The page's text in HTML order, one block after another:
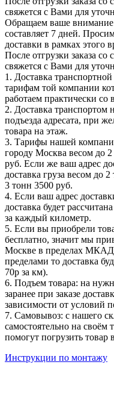
свяжется с Вами для
Обращаем ваше внимание:
составляет 7 дней.
доставки в рамках этого
После отгрузки заказа со
свяжется с Вами для
1. Доставка
тарифам той компании
работаем практически
2. Доставка транспортом
подъезда адресата, при
товара на этаж.
3. Тарифы нашей
городу Москва весом до
руб. Если же ваш адрес
доставка груза весом до
3 тонн 3500 руб.
4. Если ваш адрес
доставка будет
за каждый километр.
5. Если вы приобрели
бесплатно, значит мы
Москве в пределах
пределами то доставка
70р за км).
6. Подъем товара: на
заранее при заказе
зависимости от условий
7. Самовывоз: с нашего
самостоятельно на своём
помогут погрузить товар
Инструкции по монтажу